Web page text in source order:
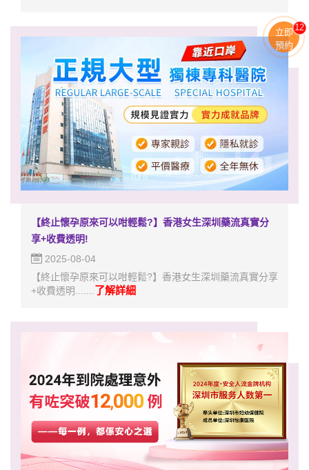
【終止懷孕原來可以咁輕鬆?】香港女生深圳藥流真實分
享+收費透明!
2025-08-04
【終止懷孕原來可以咁輕鬆?】香港女生深圳藥流真實分享
+收費透明....... 了解詳細
立即
預約
13